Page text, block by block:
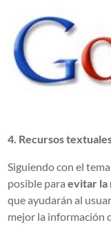
4. Recursos
Siguiendo con el
posible paraevitar la
que ayudarán al
mejor la información